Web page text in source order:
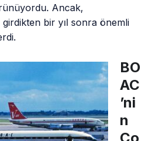
Ancak,
bir yıl sonra önemli
BO
AC
’ni
n
Co